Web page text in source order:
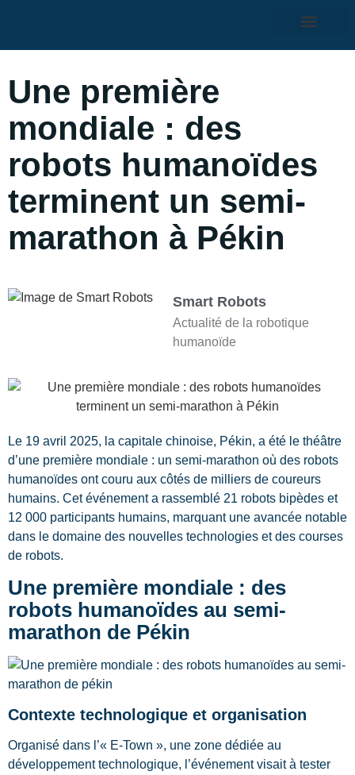
Une première
mondiale : des
robots humanoïdes
terminent un semi-
marathon à Pékin
Smart Robots
Actualité de la robotique
humanoïde
Le 19 avril 2025, la capitale chinoise, Pékin, a été le théâtre
d’une première mondiale : un semi-marathon où des robots
humanoïdes ont couru aux côtés de milliers de coureurs
humains. Cet événement a rassemblé 21 robots bipèdes et
12 000 participants humains, marquant une avancée notable
dans le domaine des nouvelles technologies et des courses
de robots.
Une première mondiale : des
robots humanoïdes au semi-
marathon de Pékin
Contexte technologique et organisation
Organisé dans l’« E-Town », une zone dédiée au
développement technologique, l’événement visait à tester